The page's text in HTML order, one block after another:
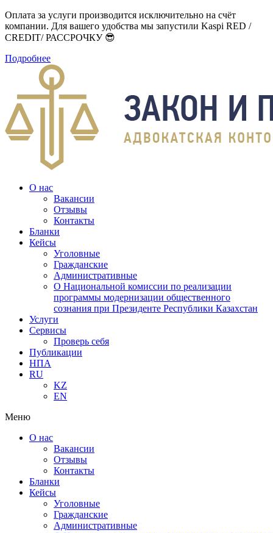
Оплата за услуги производится исключительно на счёт
компании. Для вашего удобства мы запустили Kaspi RED /
CREDIT/ РАССРОЧКУ 😎
Подробнее
О нас
Вакансии
Отзывы
Контакты
Бланки
Кейсы
Уголовные
Гражданские
Административные
О Национальной комиссии по реализации
программы модернизации общественного
сознания при Президенте Республики Казахстан
Услуги
Сервисы
Проверь себя
Публикации
НПА
RU
KZ
EN
Меню
О нас
Вакансии
Отзывы
Контакты
Бланки
Кейсы
Уголовные
Гражданские
Административные